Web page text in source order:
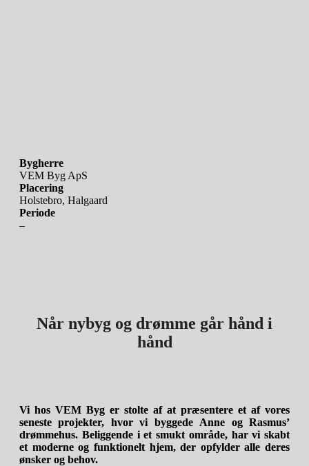
Bygherre
VEM Byg ApS
Placering
Holstebro, Halgaard
Periode
–
Når nybyg og drømme går hånd i
hånd
Vi hos VEM Byg er stolte af at præsentere et af vores
seneste projekter, hvor vi byggede Anne og Rasmus’
drømmehus. Beliggende i et smukt område, har vi skabt
et moderne og funktionelt hjem, der opfylder alle deres
ønsker og behov.